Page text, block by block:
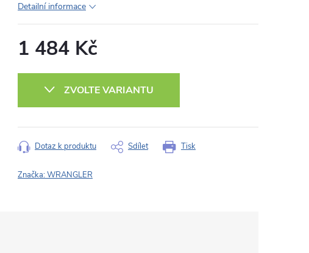
Detailní informace
1 484 Kč
ZVOLTE VARIANTU
Tisk
Dotaz k produktu Sdílet
Značka:WRANGLER